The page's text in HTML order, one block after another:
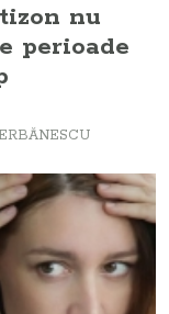
nu
perioade